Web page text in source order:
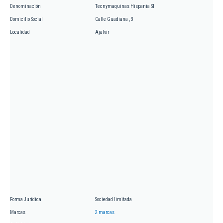
Denominación Tecnymaquinas Hispania Sl
Domicilio Social Calle Guadiana , 3
Localidad Ajalvir
Forma Jurídica Sociedad limitada
Marcas 2 marcas